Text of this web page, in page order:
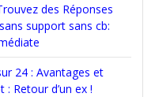
des Réponses
support sans cb:
24 : Avantages et
: Retour d’un ex !